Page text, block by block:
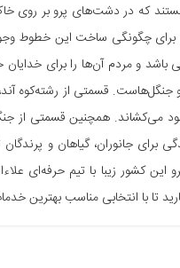
هستند که در دشت‌های پرو بر
چگونگی ساخت این خطوط
و مردم آن‌ها را برای
جنگل‌هاست. قسمتی از رشته‌کوه
می‌کشاند. همچنین قسمتی از
برای جانوران، گیاهان و
کشور زیبا با تیم حرفه‌ای
تا با انتخابی مناسب بهترین